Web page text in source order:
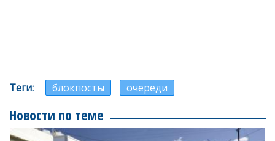
Теги блокпосты очереди
Новости по теме